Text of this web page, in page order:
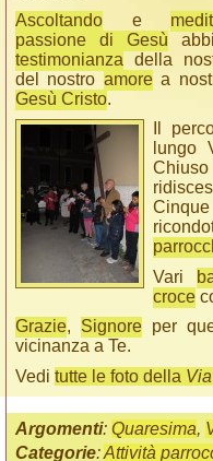
Ascoltando e
passione di Gesù
testimonianza della
del nostro amorea
Gesù Cristo.
Il
lungo
Vari
croce
Grazie, Signore per
vicinanza a Te.
Vedi tutte le foto della
Argomenti: Quaresima,
Categorie:Attività